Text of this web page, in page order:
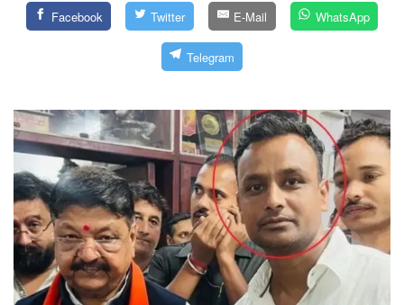
Facebook Twitter E-Mail WhatsApp
Telegram